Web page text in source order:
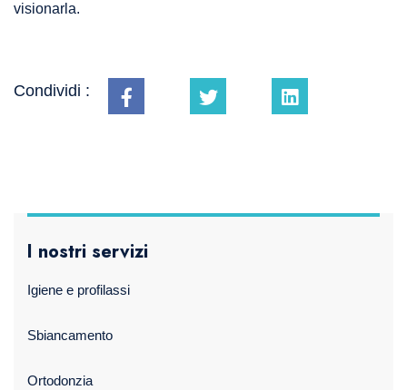
visionarla.
Condividi :
I nostri servizi
Igiene e profilassi
Sbiancamento
Ortodonzia